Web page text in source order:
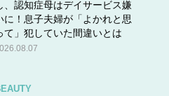
、認知症母はデイサービス嫌
に！息子夫婦が「よかれと思
て」犯していた間違いとは